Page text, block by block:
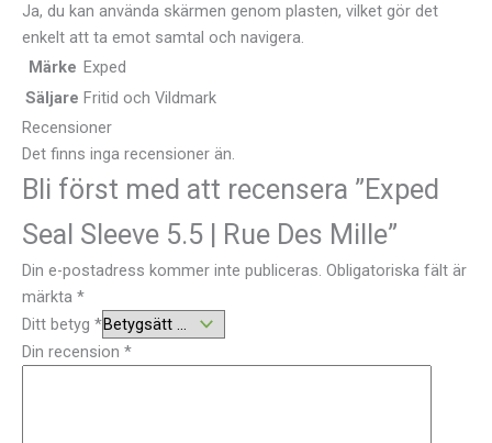
Ja, du kan använda skärmen genom plasten, vilket gör det
enkelt att ta emot samtal och navigera.
Märke Exped
Säljare Fritid och Vildmark
Recensioner
Det finns inga recensioner än.
Bli först med att recensera ”Exped
Seal Sleeve 5.5 | Rue Des Mille”
Din e-postadress kommer inte publiceras. Obligatoriska fält är
märkta *
Ditt betyg *
Din recension *